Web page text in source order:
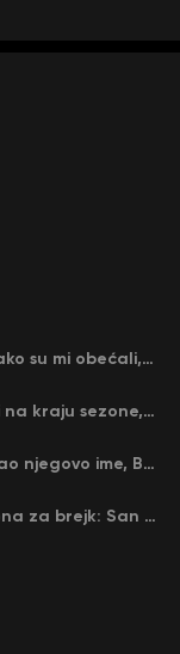
Zašto Rade Krunić ne igra za Srbiju? “Iako su mi obećali, niko me nije zvao…”
Kraj jedne ere – Gvardiola napušta Siti na kraju sezone, menja ga njegov nekadašnji rival
Nejmar ide na Mundijal: Anćeloti pročitao njegovo ime, Brazil u delirijumu (VIDEO)
Strašni Vembanjama “izudarao” šampiona za brejk: San Antonio poveo protiv Oklahome